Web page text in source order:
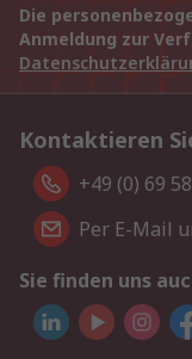
Die
Anmeldung zur
Kontaktieren
+49 (0) 69
Per E-Mail
Sie finden uns